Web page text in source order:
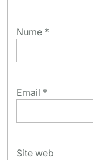
Nume *
Email *
Site web